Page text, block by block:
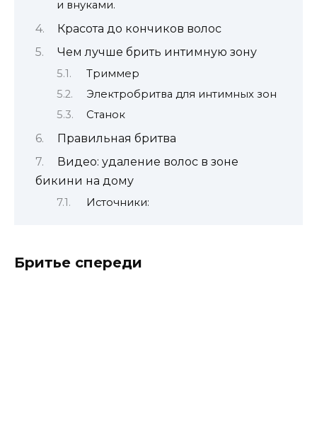
и внуками.
Красота до кончиков волос
Чем лучше брить интимную зону
Триммер
Электробритва для интимных зон
Станок
Правильная бритва
Видео: удаление волос в зоне
бикини на дому
Источники:
Бритье спереди